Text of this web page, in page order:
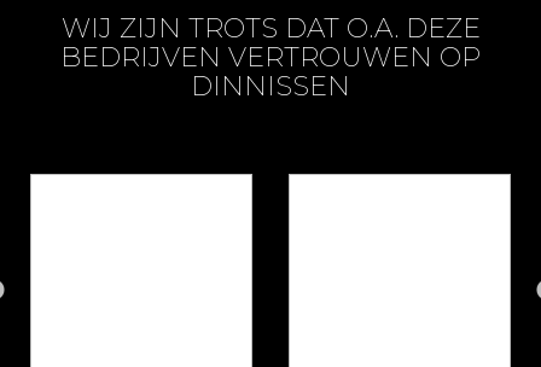
WIJ ZIJN TROTS DAT O.A. DEZE
BEDRIJVEN VERTROUWEN OP
DINNISSEN